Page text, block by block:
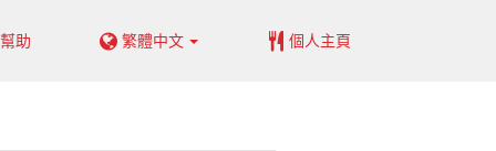
幫助 繁體中文 個人主頁